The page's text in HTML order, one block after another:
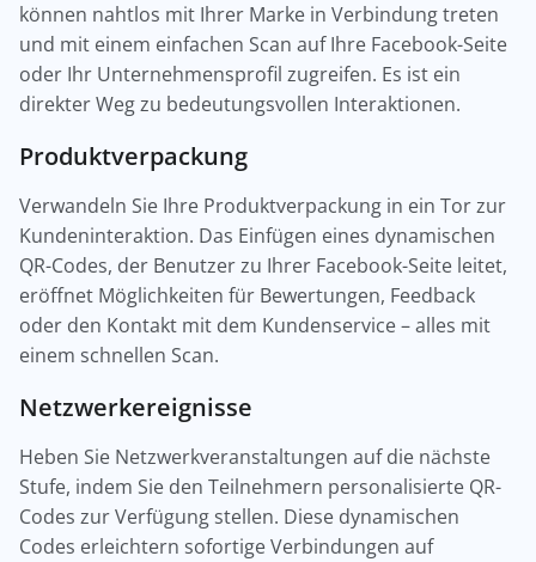
können nahtlos mit Ihrer Marke in Verbindung treten
und mit einem einfachen Scan auf Ihre Facebook-Seite
oder Ihr Unternehmensprofil zugreifen. Es ist ein
direkter Weg zu bedeutungsvollen Interaktionen.
Produktverpackung
Verwandeln Sie Ihre Produktverpackung in ein Tor zur
Kundeninteraktion. Das Einfügen eines dynamischen
QR-Codes, der Benutzer zu Ihrer Facebook-Seite leitet,
eröffnet Möglichkeiten für Bewertungen, Feedback
oder den Kontakt mit dem Kundenservice – alles mit
einem schnellen Scan.
Netzwerkereignisse
Heben Sie Netzwerkveranstaltungen auf die nächste
Stufe, indem Sie den Teilnehmern personalisierte QR-
Codes zur Verfügung stellen. Diese dynamischen
Codes erleichtern sofortige Verbindungen auf